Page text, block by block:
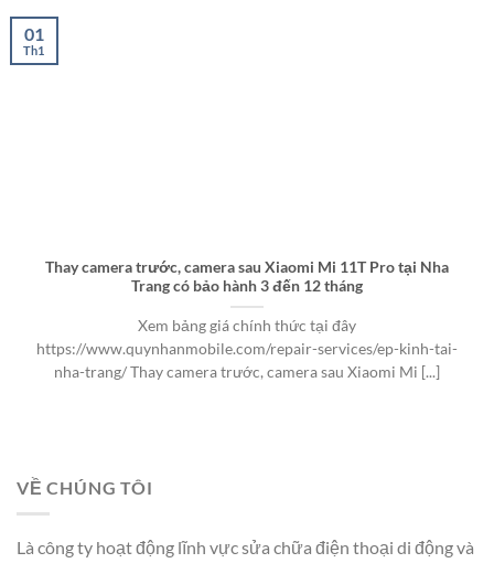
Thay camera trước, camera sau Xiaomi Mi 11T Pro tại Nha
Trang có bảo hành 3 đến 12 tháng
Xem bảng giá chính thức tại đây
https://www.quynhanmobile.com/repair-services/ep-kinh-tai-
nha-trang/ Thay camera trước, camera sau Xiaomi Mi [...]
01
Th1
VỀ CHÚNG TÔI
Là công ty hoạt động lĩnh vực sửa chữa điện thoại di động và